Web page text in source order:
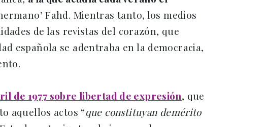
Fahd. Mientras tanto, los medios
de las revistas del corazón, que
española se adentraba en la democracia,
de 1977 sobre libertad de expresión, que
aquellos actos “que constituyan demérito